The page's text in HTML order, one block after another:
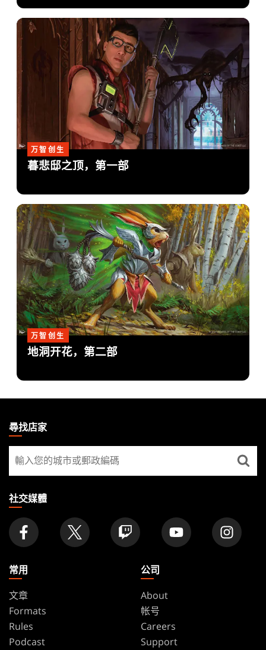
万智创生
暮悲邸之顶，第一部
万智创生
地洞开花，第二部
THE
GATHERING
FOOTER
尋找店家
尋
找
家
社交媒體
常用
文章
Formats
Rules
Podcast
公司
About
帐号
Careers
Support